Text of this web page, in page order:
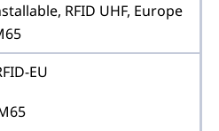
RFID UHF, Europe
EU